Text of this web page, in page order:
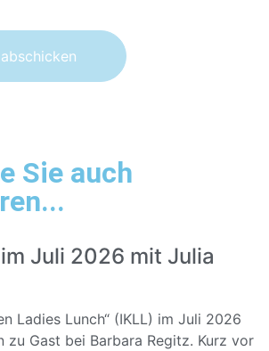
Sie auch
Juli 2026 mit Julia
Ladies Lunch“ (IKLL) im Juli 2026
zu Gast bei Barbara Regitz. Kurz vor